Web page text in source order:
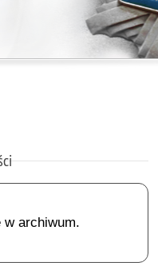
w archiwum.